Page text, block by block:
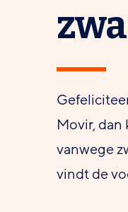
Movir, dan
vanwege
vindt de